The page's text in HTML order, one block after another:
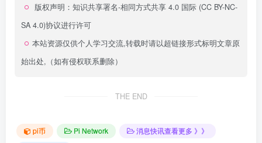
版权声明： 知识共享署名-相同方式共享 4.0 国际 (CC BY-NC-
SA 4.0)协议进行许可
本站资源仅供个人学习交流,转载时请以超链接形式标明文章原
始出处,（如有侵权联系删除）
THE END
pi币 Pi Network
消息快讯查看更多 》》